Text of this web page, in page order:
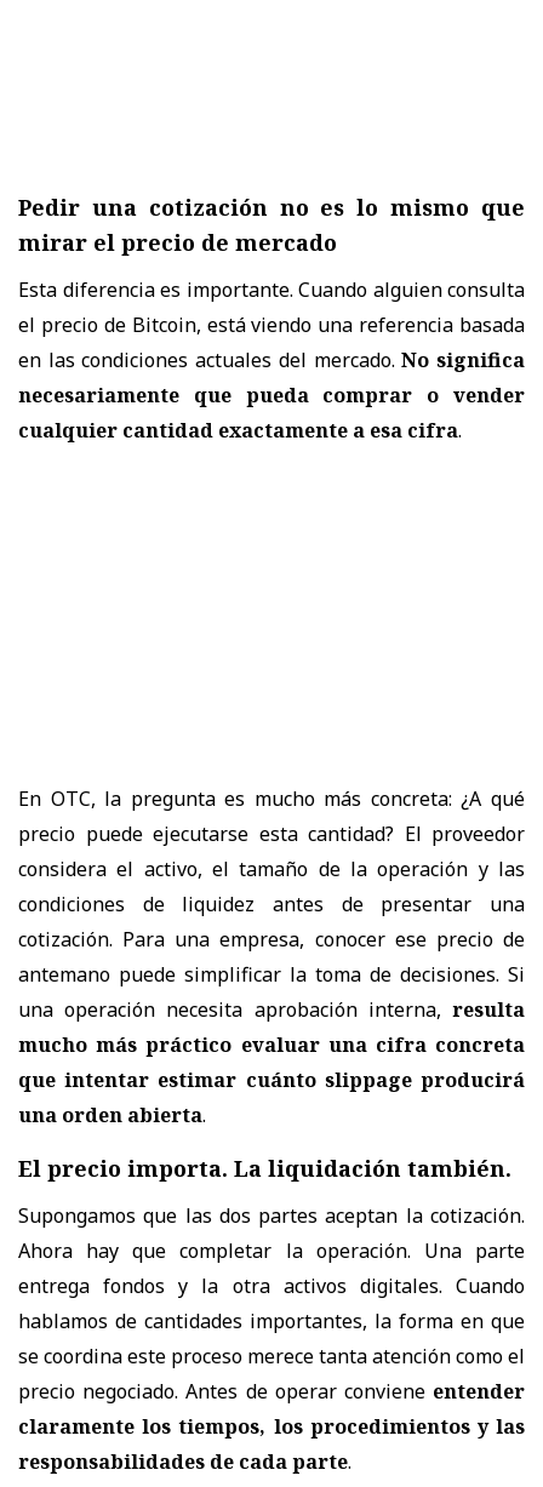
Pedir una cotización no es lo mismo que
mirar el precio de mercado
Esta diferencia es importante. Cuando alguien consulta
el precio de Bitcoin, está viendo una referencia basada
en las condiciones actuales del mercado.No significa
necesariamente que pueda comprar o vender
cualquier cantidad exactamente a esa cifra.
En OTC, la pregunta es mucho más concreta: ¿A qué
precio puede ejecutarse esta cantidad? El proveedor
considera el activo, el tamaño de la operación y las
condiciones de liquidez antes de presentar una
cotización. Para una empresa, conocer ese precio de
antemano puede simplificar la toma de decisiones. Si
una operación necesita aprobación interna, resulta
mucho más práctico evaluar una cifra concreta
que intentar estimar cuánto slippage producirá
una orden abierta.
El precio importa. La liquidación también.
Supongamos que las dos partes aceptan la cotización.
Ahora hay que completar la operación. Una parte
entrega fondos y la otra activos digitales. Cuando
hablamos de cantidades importantes, la forma en que
se coordina este proceso merece tanta atención como el
precio negociado. Antes de operar conviene entender
claramente los tiempos, los procedimientos y las
responsabilidades de cada parte.